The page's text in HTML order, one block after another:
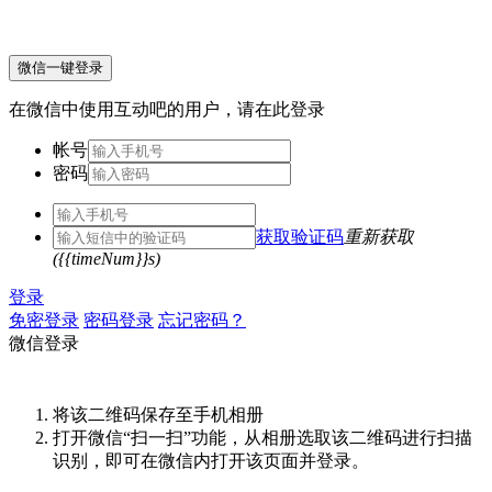
微信一键登录
在微信中使用互动吧的用户，请在此登录
帐号
密码
获取验证码重新获取
({{timeNum}}s)
登录
免密登录 密码登录 忘记密码？
微信登录
将该二维码保存至手机相册
打开微信“扫一扫”功能，从相册选取该二维码进行扫描
识别，即可在微信内打开该页面并登录。